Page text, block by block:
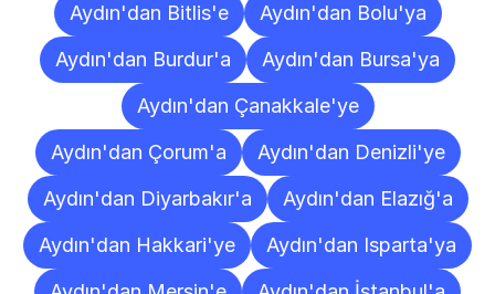
Aydın'dan Bitlis'e
Aydın'dan Bolu'ya
Aydın'dan Burdur'a
Aydın'dan Bursa'ya
Aydın'dan Çanakkale'ye
Aydın'dan Çorum'a
Aydın'dan Denizli'ye
Aydın'dan Diyarbakır'a
Aydın'dan Elazığ'a
Aydın'dan Hakkari'ye
Aydın'dan Isparta'ya